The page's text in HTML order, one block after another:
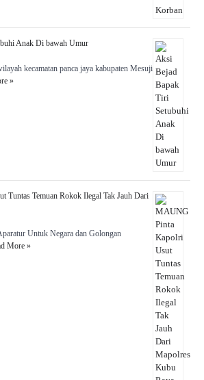
Anak Di bawah Umur
kecamatan panca jaya kabupaten Mesuji
»
Temuan Rokok Ilegal Tak Jauh Dari
Untuk Negara dan Golongan
More »